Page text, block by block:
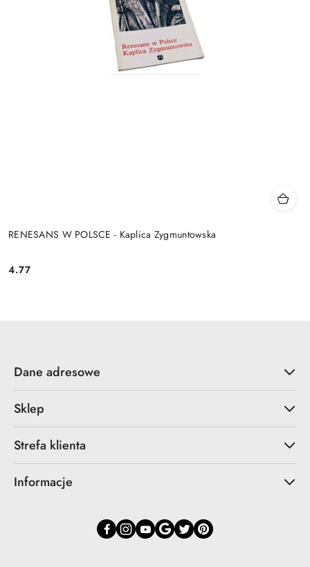
RENESANS W POLSCE - Kaplica Zygmuntowska
Cena:
4.77
Dane adresowe
Sklep
Strefa klienta
Informacje